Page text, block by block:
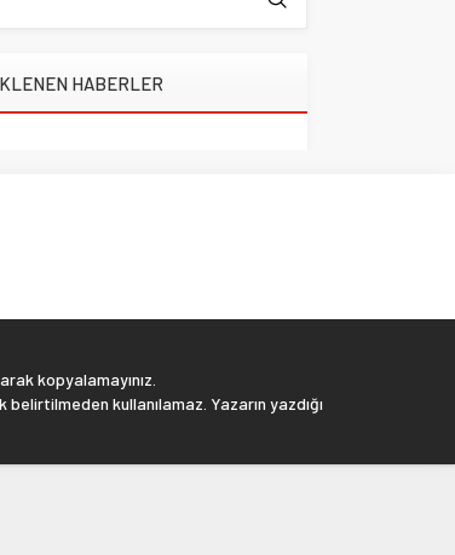
HABERLER
kopyalamayınız.
kullanılamaz. Yazarın yazdığı